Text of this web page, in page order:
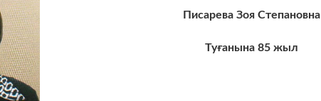
Писарева Зоя Степановна
Туғанына85жыл